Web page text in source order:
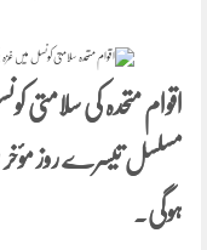
اقوام متحدہ کی
مسلسل تیسرے روز
ہوگی۔